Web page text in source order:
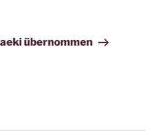
übernommen